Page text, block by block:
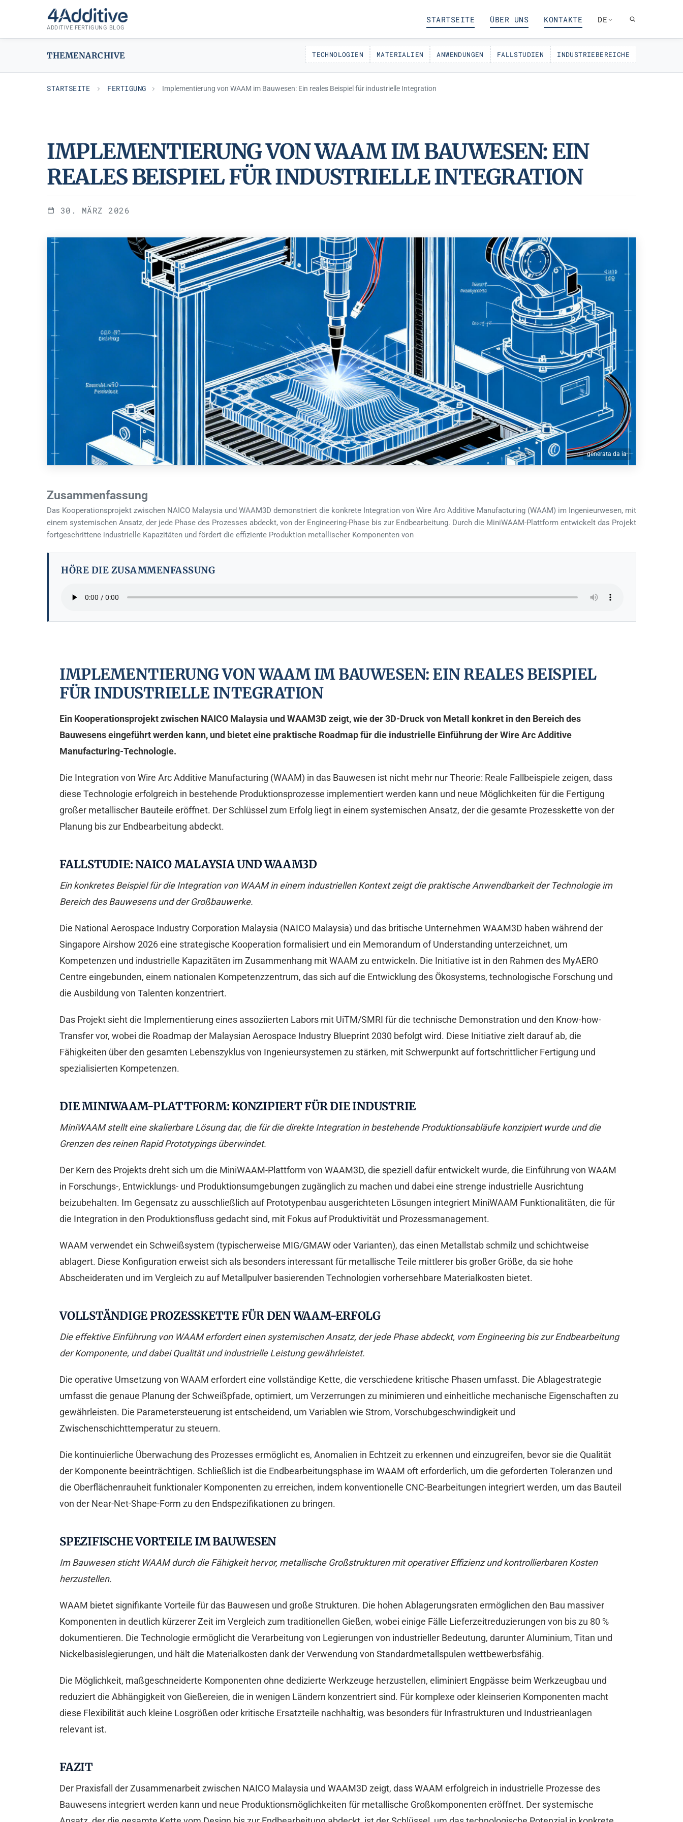
ADDITIVE FERTIGUNG BLOG
STARTSEITE ÜBER UNS KONTAKTE DE
THEMENARCHIVE TECHNOLOGIEN MATERIALIEN ANWENDUNGEN FALLSTUDIEN INDUSTRIEBEREICHE
STARTSEITE FERTIGUNG Implementierung von WAAM im Bauwesen: Ein reales Beispiel für industrielle Integration
FERTIGUNG
IMPLEMENTIERUNG VON WAAM IM BAUWESEN: EIN
REALES BEISPIEL FÜR INDUSTRIELLE INTEGRATION
30. MÄRZ 2026
generata da ia
Zusammenfassung
Das Kooperationsprojekt zwischen NAICO Malaysia und WAAM3D demonstriert die konkrete Integration von Wire Arc Additive Manufacturing (WAAM) im Ingenieurwesen, mit
einem systemischen Ansatz, der jede Phase des Prozesses abdeckt, von der Engineering-Phase bis zur Endbearbeitung. Durch die MiniWAAM-Plattform entwickelt das Projekt
fortgeschrittene industrielle Kapazitäten und fördert die effiziente Produktion metallischer Komponenten von
HÖRE DIE ZUSAMMENFASSUNG
IMPLEMENTIERUNG VON WAAM IM BAUWESEN: EIN REALES BEISPIEL
FÜR INDUSTRIELLE INTEGRATION
Ein Kooperationsprojekt zwischen NAICO Malaysia und WAAM3D zeigt, wie der 3D-Druck von Metall konkret in den Bereich des
Bauwesens eingeführt werden kann, und bietet eine praktische Roadmap für die industrielle Einführung der Wire Arc Additive
Manufacturing-Technologie.
Die Integration von Wire Arc Additive Manufacturing (WAAM) in das Bauwesen ist nicht mehr nur Theorie: Reale Fallbeispiele zeigen, dass
diese Technologie erfolgreich in bestehende Produktionsprozesse implementiert werden kann und neue Möglichkeiten für die Fertigung
großer metallischer Bauteile eröffnet. Der Schlüssel zum Erfolg liegt in einem systemischen Ansatz, der die gesamte Prozesskette von der
Planung bis zur Endbearbeitung abdeckt.
FALLSTUDIE: NAICO MALAYSIA UND WAAM3D
Ein konkretes Beispiel für die Integration von WAAM in einem industriellen Kontext zeigt die praktische Anwendbarkeit der Technologie im
Bereich des Bauwesens und der Großbauwerke.
Die National Aerospace Industry Corporation Malaysia (NAICO Malaysia) und das britische Unternehmen WAAM3D haben während der
Singapore Airshow 2026 eine strategische Kooperation formalisiert und ein Memorandum of Understanding unterzeichnet, um
Kompetenzen und industrielle Kapazitäten im Zusammenhang mit WAAM zu entwickeln. Die Initiative ist in den Rahmen des MyAERO
Centre eingebunden, einem nationalen Kompetenzzentrum, das sich auf die Entwicklung des Ökosystems, technologische Forschung und
die Ausbildung von Talenten konzentriert.
Das Projekt sieht die Implementierung eines assoziierten Labors mit UiTM/SMRI für die technische Demonstration und den Know-how-
Transfer vor, wobei die Roadmap der Malaysian Aerospace Industry Blueprint 2030 befolgt wird. Diese Initiative zielt darauf ab, die
Fähigkeiten über den gesamten Lebenszyklus von Ingenieursystemen zu stärken, mit Schwerpunkt auf fortschrittlicher Fertigung und
spezialisierten Kompetenzen.
DIE MINIWAAM-PLATTFORM: KONZIPIERT FÜR DIE INDUSTRIE
MiniWAAM stellt eine skalierbare Lösung dar, die für die direkte Integration in bestehende Produktionsabläufe konzipiert wurde und die
Grenzen des reinen Rapid Prototypings überwindet.
Der Kern des Projekts dreht sich um die MiniWAAM-Plattform von WAAM3D, die speziell dafür entwickelt wurde, die Einführung von WAAM
in Forschungs-, Entwicklungs- und Produktionsumgebungen zugänglich zu machen und dabei eine strenge industrielle Ausrichtung
beizubehalten. Im Gegensatz zu ausschließlich auf Prototypenbau ausgerichteten Lösungen integriert MiniWAAM Funktionalitäten, die für
die Integration in den Produktionsfluss gedacht sind, mit Fokus auf Produktivität und Prozessmanagement.
WAAM verwendet ein Schweißsystem (typischerweise MIG/GMAW oder Varianten), das einen Metallstab schmilz und schichtweise
ablagert. Diese Konfiguration erweist sich als besonders interessant für metallische Teile mittlerer bis großer Größe, da sie hohe
Abscheideraten und im Vergleich zu auf Metallpulver basierenden Technologien vorhersehbare Materialkosten bietet.
VOLLSTÄNDIGE PROZESSKETTE FÜR DEN WAAM-ERFOLG
Die effektive Einführung von WAAM erfordert einen systemischen Ansatz, der jede Phase abdeckt, vom Engineering bis zur Endbearbeitung
der Komponente, und dabei Qualität und industrielle Leistung gewährleistet.
Die operative Umsetzung von WAAM erfordert eine vollständige Kette, die verschiedene kritische Phasen umfasst. Die Ablagestrategie
umfasst die genaue Planung der Schweißpfade, optimiert, um Verzerrungen zu minimieren und einheitliche mechanische Eigenschaften zu
gewährleisten. Die Parametersteuerung ist entscheidend, um Variablen wie Strom, Vorschubgeschwindigkeit und
Zwischenschichttemperatur zu steuern.
Die kontinuierliche Überwachung des Prozesses ermöglicht es, Anomalien in Echtzeit zu erkennen und einzugreifen, bevor sie die Qualität
der Komponente beeinträchtigen. Schließlich ist die Endbearbeitungsphase im WAAM oft erforderlich, um die geforderten Toleranzen und
die Oberflächenrauheit funktionaler Komponenten zu erreichen, indem konventionelle CNC-Bearbeitungen integriert werden, um das Bauteil
von der Near-Net-Shape-Form zu den Endspezifikationen zu bringen.
SPEZIFISCHE VORTEILE IM BAUWESEN
Im Bauwesen sticht WAAM durch die Fähigkeit hervor, metallische Großstrukturen mit operativer Effizienz und kontrollierbaren Kosten
herzustellen.
WAAM bietet signifikante Vorteile für das Bauwesen und große Strukturen. Die hohen Ablagerungsraten ermöglichen den Bau massiver
Komponenten in deutlich kürzerer Zeit im Vergleich zum traditionellen Gießen, wobei einige Fälle Lieferzeitreduzierungen von bis zu 80 %
dokumentieren. Die Technologie ermöglicht die Verarbeitung von Legierungen von industrieller Bedeutung, darunter Aluminium, Titan und
Nickelbasislegierungen, und hält die Materialkosten dank der Verwendung von Standardmetallspulen wettbewerbsfähig.
Die Möglichkeit, maßgeschneiderte Komponenten ohne dedizierte Werkzeuge herzustellen, eliminiert Engpässe beim Werkzeugbau und
reduziert die Abhängigkeit von Gießereien, die in wenigen Ländern konzentriert sind. Für komplexe oder kleinserien Komponenten macht
diese Flexibilität auch kleine Losgrößen oder kritische Ersatzteile nachhaltig, was besonders für Infrastrukturen und Industrieanlagen
relevant ist.
FAZIT
Der Praxisfall der Zusammenarbeit zwischen NAICO Malaysia und WAAM3D zeigt, dass WAAM erfolgreich in industrielle Prozesse des
Bauwesens integriert werden kann und neue Produktionsmöglichkeiten für metallische Großkomponenten eröffnet. Der systemische